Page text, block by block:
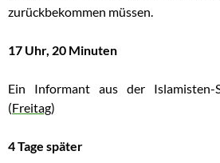
zurückbekommen müssen.
17 Uhr, 20 Minuten
Ein Informant aus der Islamisten-
(Freitag)
4 Tage später